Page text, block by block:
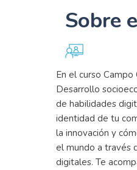
Sobre
En el curso Campo
Desarrollo
de habilidades
identidad de tu
la innovación y
el mundo a través
digitales. Te